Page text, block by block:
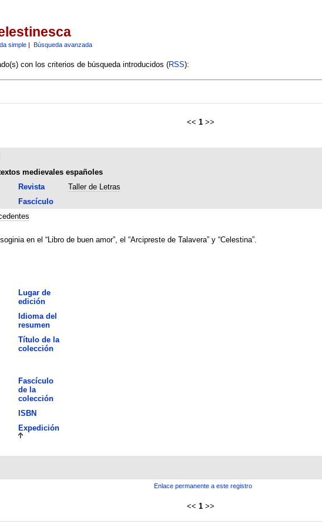
simple| Búsqueda avanzada
con los criterios de búsqueda introducidos (RSS):
<< 1 >>
medievales españoles
Revista Taller de Letras
Fascículo
en el “Libro de buen amor”, el “Arcipreste de Talavera” y “Celestina”.
Lugar de
edición
Idioma del
resumen
Título de la
colección
Fascículo
de la
colección
ISBN
Expedición
Enlace permanente a este registro
<< 1 >>